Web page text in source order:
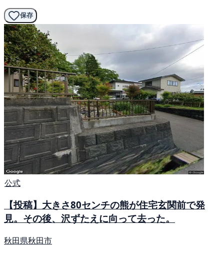
保存
公式
【投稿】大きさ80センチの熊が住宅玄関前で発
見。その後、沢ずたえに向って去った。
秋田県秋田市